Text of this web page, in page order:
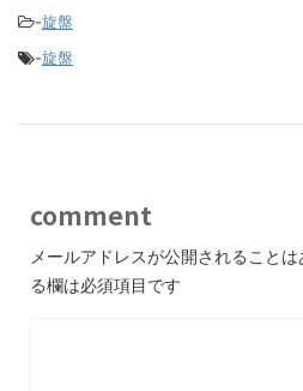
-旋盤
-旋盤
comment
メールアドレスが公開されることは
る欄は必須項目です